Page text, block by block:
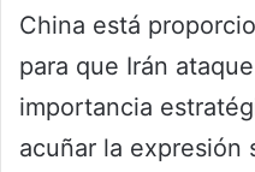
China está
para que Irán
importancia
acuñar la expresión